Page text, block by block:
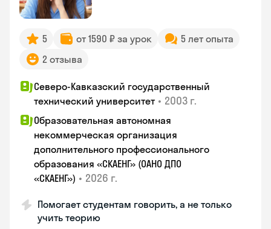
5 от 1590 ₽ за урок
5 лет опыта
2 отзыва
Северо-Кавказский государственный
технический университет • 2003 г.
Образовательная автономная
некоммерческая организация
дополнительного профессионального
образования «СКАЕНГ» (ОАНО ДПО
«СКАЕНГ») • 2026 г.
Помогает студентам говорить, а не только
учить теорию